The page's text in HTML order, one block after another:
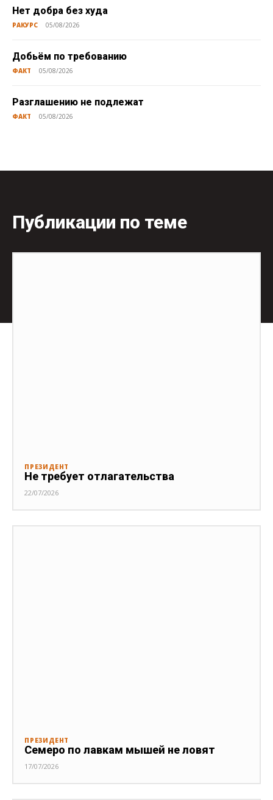
Нет добра без худа
РАКУРС 05/08/2026
Добьём по требованию
ФАКТ 05/08/2026
Разглашению не подлежат
ФАКТ 05/08/2026
Публикации по теме
ПРЕЗИДЕНТ
Не требует отлагательства
22/07/2026
ПРЕЗИДЕНТ
Семеро по лавкам мышей не ловят
17/07/2026